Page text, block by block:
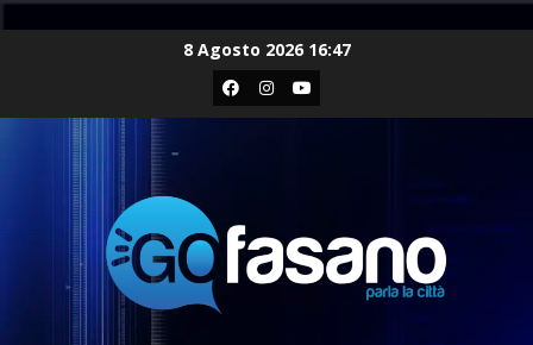
8 Agosto 2026 16:47
Facebook
Instagram
Youtube